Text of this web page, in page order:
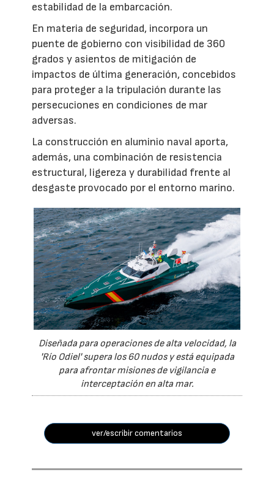
estabilidad de la embarcación.
En materia de seguridad, incorpora un
puente de gobierno con visibilidad de 360
grados y asientos de mitigación de
impactos de última generación, concebidos
para proteger a la tripulación durante las
persecuciones en condiciones de mar
adversas.
La construcción en aluminio naval aporta,
además, una combinación de resistencia
estructural, ligereza y durabilidad frente al
desgaste provocado por el entorno marino.
Diseñada para operaciones de alta velocidad, la
'Río Odiel' supera los 60 nudos y está equipada
para afrontar misiones de vigilancia e
interceptación en alta mar.
ver/escribir comentarios